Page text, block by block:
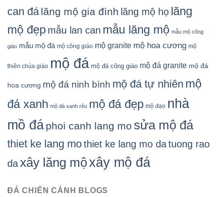
can đá lăng mộ gia đình lăng mộ họ lăng
mộ đẹp mẫu lan can mẫu lăng mộ mẫu mộ công
giáo mẫu mộ đá mộ công giáo mộ granite mộ hoa cương mộ
thiên chúa giáo mộ đá mộ đá công giáo mộ đá granite mộ đá
hoa cương mộ đá ninh bình mộ đá tự nhiên mộ
đá xanh mộ đá xanh rêu mộ đá đẹp mộ đạo nhà
mồ đá phoi canh lang mo sửa mộ đá
thiet ke lang mothiet ke lang mo datuong rao
daxây lăng mộxây mộ đá
ĐÁ CHIẾN CẢNH BLOGS